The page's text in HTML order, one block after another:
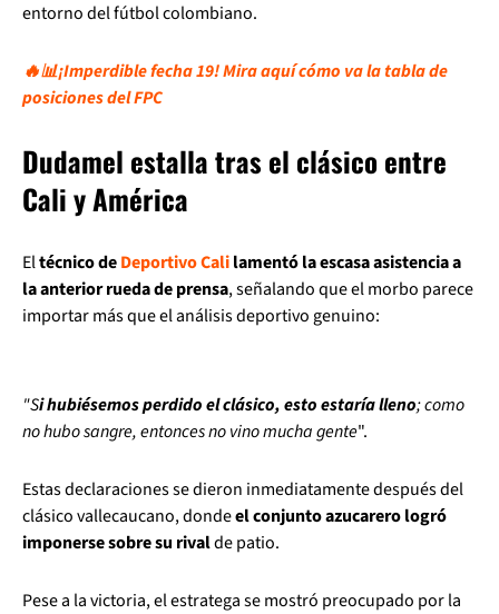
entorno del fútbol colombiano.
🔥📊¡Imperdible fecha 19! Mira aquí cómo va la tabla de
posiciones del FPC
Dudamel estalla tras el clásico entre
Cali y América
Eltécnico deDeportivo Calilamentó la escasa asistencia a
la anterior rueda de prensa, señalando que el morbo parece
importar más que el análisis deportivo genuino:
"Si hubiésemos perdido el clásico, esto estaría lleno; como
no hubo sangre, entonces no vino mucha gente".
Estas declaraciones se dieron inmediatamente después del
clásico vallecaucano, dondeel conjunto azucarero logró
imponerse sobre su rivalde patio.
Pese a la victoria, el estratega se mostró preocupado por la